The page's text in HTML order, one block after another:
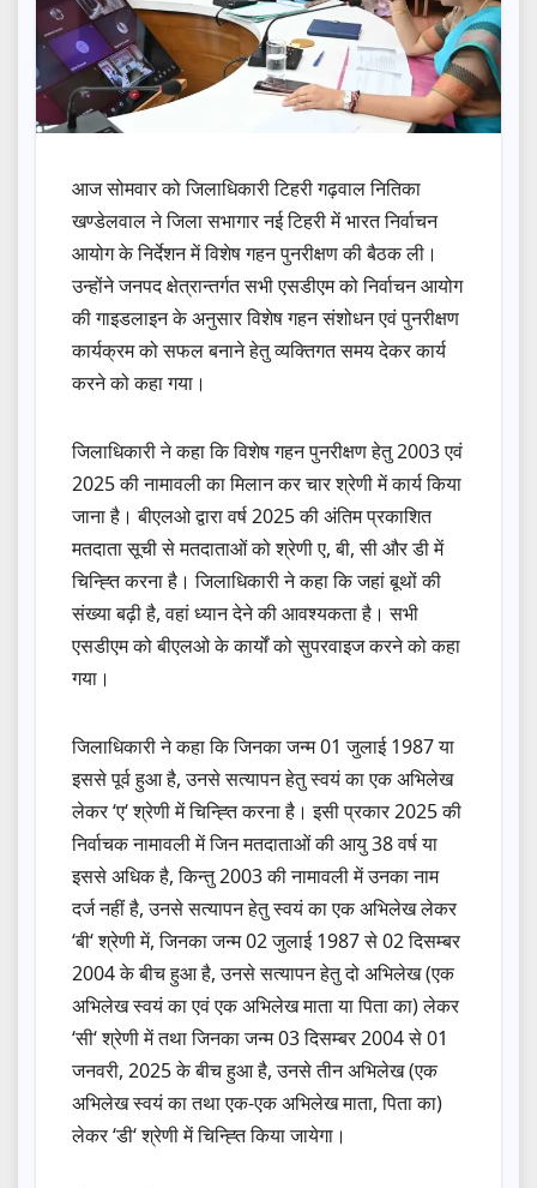
आज सोमवार को जिलाधिकारी टिहरी गढ़वाल नितिका
खण्डेलवाल ने जिला सभागार नई टिहरी में भारत निर्वाचन
आयोग के निर्देशन में विशेष गहन पुनरीक्षण की बैठक ली।
उन्होंने जनपद क्षेत्रान्तर्गत सभी एसडीएम को निर्वाचन आयोग
की गाइडलाइन के अनुसार विशेष गहन संशोधन एवं पुनरीक्षण
कार्यक्रम को सफल बनाने हेतु व्यक्तिगत समय देकर कार्य
करने को कहा गया।
जिलाधिकारी ने कहा कि विशेष गहन पुनरीक्षण हेतु 2003 एवं
2025 की नामावली का मिलान कर चार श्रेणी में कार्य किया
जाना है। बीएलओ द्वारा वर्ष 2025 की अंतिम प्रकाशित
मतदाता सूची से मतदाताओं को श्रेणी ए, बी, सी और डी में
चिन्ह्ति करना है। जिलाधिकारी ने कहा कि जहां बूथों की
संख्या बढ़ी है, वहां ध्यान देने की आवश्यकता है। सभी
एसडीएम को बीएलओ के कार्यों को सुपरवाइज करने को कहा
गया।
जिलाधिकारी ने कहा कि जिनका जन्म 01 जुलाई 1987 या
इससे पूर्व हुआ है, उनसे सत्यापन हेतु स्वयं का एक अभिलेख
लेकर ‘ए‘ श्रेणी में चिन्ह्ति करना है। इसी प्रकार 2025 की
निर्वाचक नामावली में जिन मतदाताओं की आयु 38 वर्ष या
इससे अधिक है, किन्तु 2003 की नामावली में उनका नाम
दर्ज नहीं है, उनसे सत्यापन हेतु स्वयं का एक अभिलेख लेकर
‘बी‘ श्रेणी में, जिनका जन्म 02 जुलाई 1987 से 02 दिसम्बर
2004 के बीच हुआ है, उनसे सत्यापन हेतु दो अभिलेख (एक
अभिलेख स्वयं का एवं एक अभिलेख माता या पिता का) लेकर
‘सी‘ श्रेणी में तथा जिनका जन्म 03 दिसम्बर 2004 से 01
जनवरी, 2025 के बीच हुआ है, उनसे तीन अभिलेख (एक
अभिलेख स्वयं का तथा एक-एक अभिलेख माता, पिता का)
लेकर ‘डी‘ श्रेणी में चिन्ह्ति किया जायेगा।